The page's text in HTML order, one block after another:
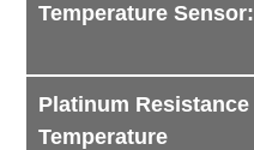
Temperature Sensor:
Platinum Resistance
Temperature